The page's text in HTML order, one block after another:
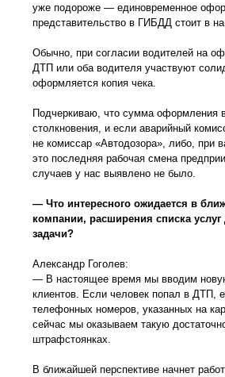
уже подороже — единовременное
представительство в ГИБДД стоит в
Обычно, при согласии водителей на
ДТП или оба водителя участвуют
оформляется копия чека.
Подчеркиваю, что сумма оформления
столкновения, и если аварийный
не комиссар «Автодозора», либо, при
это последняя рабочая смена
случаев у нас выявлено не было.
— Что интересного ожидается в
компании, расширения списка
задачи?
Александр Гоголев:
— В настоящее время мы вводим
клиентов. Если человек попал в ДТП,
телефонных номеров, указанных на
сейчас мы оказываем такую
штрафстоянках.
В ближайшей перспективе начнет